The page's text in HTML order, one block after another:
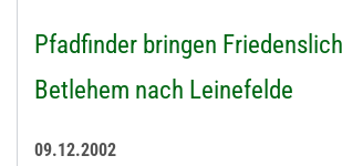
Pfadfinder bringen
Betlehem nach Leinefelde
09.12.2002